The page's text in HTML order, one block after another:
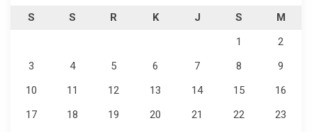
S
S R K J S
M
1
2
3
4 5 6 7 8
9
10
11 12 13 14 15
16
17
18 19 20 21 22
23